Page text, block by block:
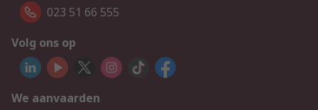
023 51 66 555
Volg ons op
We aanvaarden